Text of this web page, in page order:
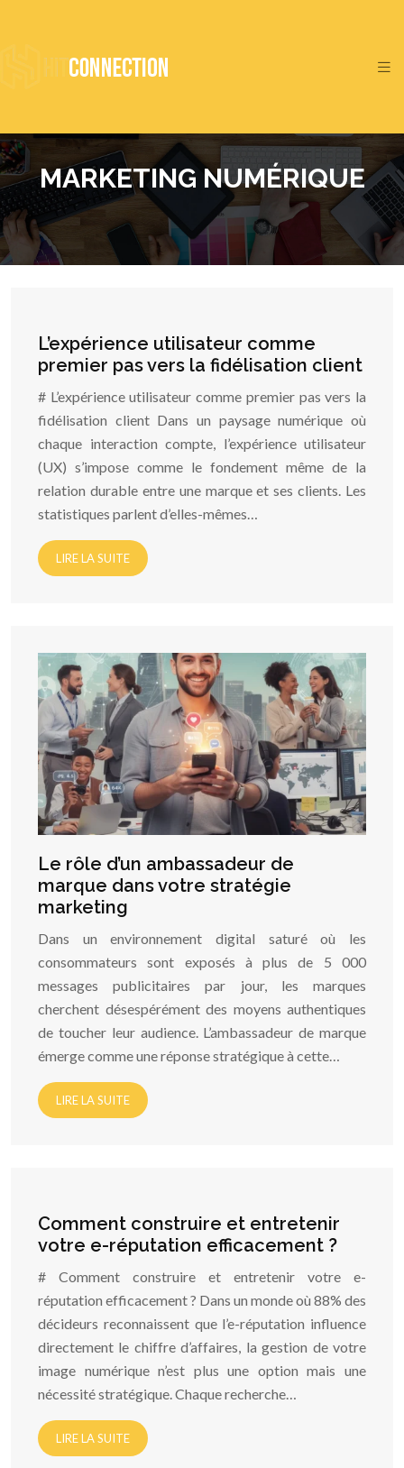
MARKETING NUMÉRIQUE
L’expérience utilisateur comme
premier pas vers la fidélisation client
# L’expérience utilisateur comme premier pas vers la
fidélisation client Dans un paysage numérique où
chaque interaction compte, l’expérience utilisateur
(UX) s’impose comme le fondement même de la
relation durable entre une marque et ses clients. Les
statistiques parlent d’elles-mêmes…
LIRE LA SUITE
Le rôle d’un ambassadeur de
marque dans votre stratégie
marketing
Dans un environnement digital saturé où les
consommateurs sont exposés à plus de 5 000
messages publicitaires par jour, les marques
cherchent désespérément des moyens authentiques
de toucher leur audience. L’ambassadeur de marque
émerge comme une réponse stratégique à cette…
LIRE LA SUITE
Comment construire et entretenir
votre e-réputation efficacement ?
# Comment construire et entretenir votre e-
réputation efficacement ? Dans un monde où 88% des
décideurs reconnaissent que l’e-réputation influence
directement le chiffre d’affaires, la gestion de votre
image numérique n’est plus une option mais une
nécessité stratégique. Chaque recherche…
LIRE LA SUITE